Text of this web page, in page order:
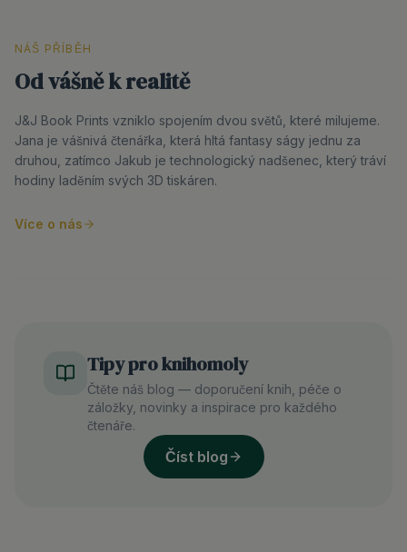
NÁŠ PŘÍBĚH
Od vášně k realitě
J&J Book Prints vzniklo spojením dvou světů, které milujeme.
Jana je vášnivá čtenářka, která hltá fantasy ságy jednu za
druhou, zatímco Jakub je technologický nadšenec, který tráví
hodiny laděním svých 3D tiskáren.
Více o nás
Tipy pro knihomoly
Čtěte náš blog — doporučení knih, péče o
záložky, novinky a inspirace pro každého
čtenáře.
Číst blog